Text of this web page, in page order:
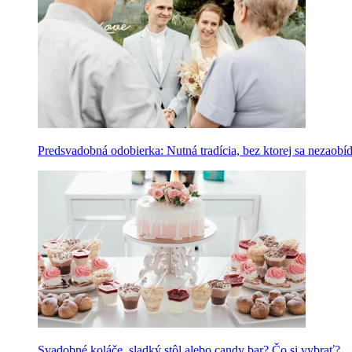
Predsvadobná odobierka: Nutná tradícia, bez ktorej sa